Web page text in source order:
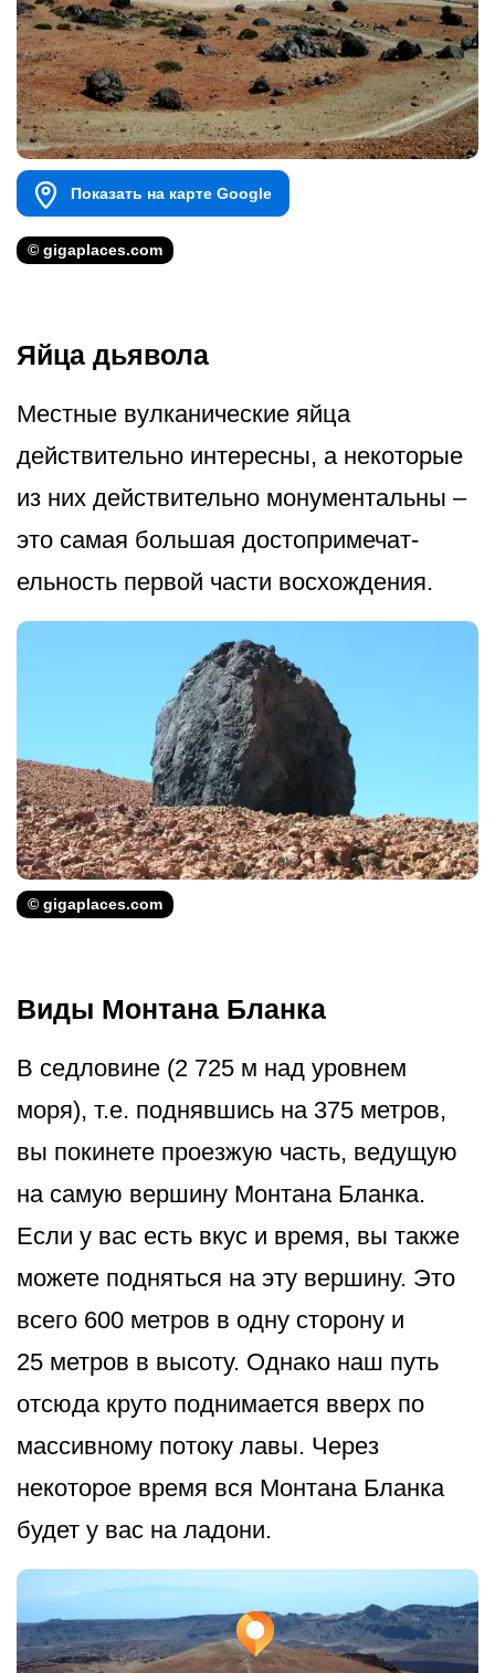
Показать на карте Google
© gigaplaces.com
Яйца дьявола
Местные вулканические яйца
действительно интересны, а некоторые
из них действительно монументальны –
это самая большая достопримечат­
ельность первой части восхождения.
© gigaplaces.com
Виды Монтана Бланка
В седловине (2 725 м над уровнем
моря), т.е. поднявшись на 375 метров,
вы покинете проезжую часть, ведущую
на самую вершину Монтана Бланка.
Если у вас есть вкус и время, вы также
можете подняться на эту вершину. Это
всего 600 метров в одну сторону и
25 метров в высоту. Однако наш путь
отсюда круто поднимается вверх по
массивному потоку лавы. Через
некоторое время вся Монтана Бланка
будет у вас на ладони.